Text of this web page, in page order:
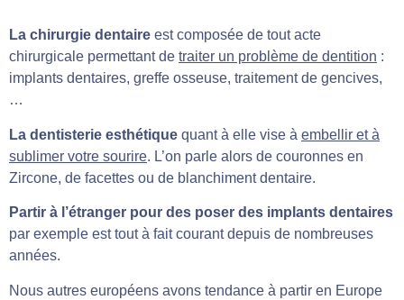
La chirurgie dentaire est composée de tout acte
chirurgicale permettant de traiter un problème de dentition :
implants dentaires, greffe osseuse, traitement de gencives,
…
La dentisterie esthétique quant à elle vise à embellir et à
sublimer votre sourire. L’on parle alors de couronnes en
Zircone, de facettes ou de blanchiment dentaire.
Partir à l’étranger pour des poser des implants dentaires
par exemple est tout à fait courant depuis de nombreuses
années.
Nous autres européens avons tendance à partir en Europe